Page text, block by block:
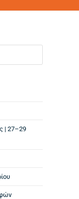
| 27–29